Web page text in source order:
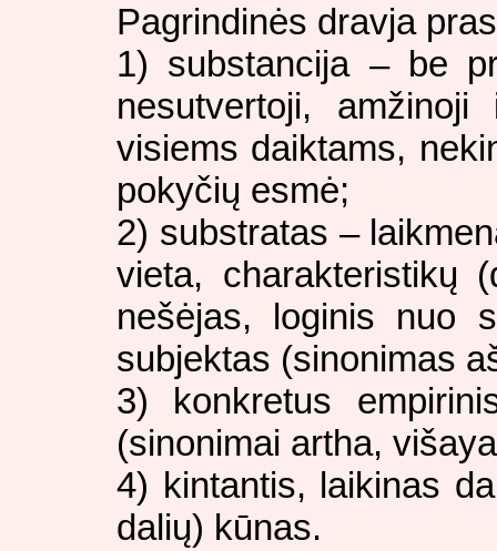
Pagrindinės dravja
1) substancija – be
nesutvertoji, amžinoji
visiems daiktams,
pokyčių esmė;
2) substratas –
vieta, charakteristikų
nešėjas, loginis nuo
subjektas (sinonimas
3) konkretus
(sinonimai artha,
4) kintantis, laikinas
dalių) kūnas.